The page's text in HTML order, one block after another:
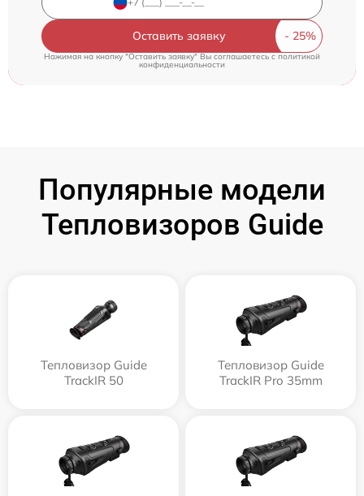
Оставить заявку
Нажимая на кнопку "Оставить заявку" Вы соглашаетесь cполитикой
конфиденциальности
Популярные модели
Тепловизоров Guide
Тепловизор Guide
TrackIR 50
Тепловизор Guide
TrackIR Pro 35mm